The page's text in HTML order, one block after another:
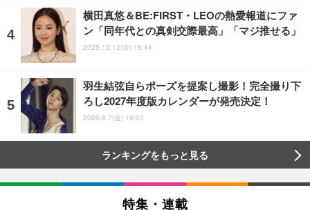
横田真悠＆BE:FIRST・LEOの熱愛報道にファ
ン「同年代との真剣交際最高」「マジ推せる」
2025.12.12(金) 18:44
羽生結弦自らポーズを提案し撮影！完全撮り下
ろし2027年度版カレンダーが発売決定！
2026.8.7(金) 16:03
ランキングをもっと見る
特集・連載